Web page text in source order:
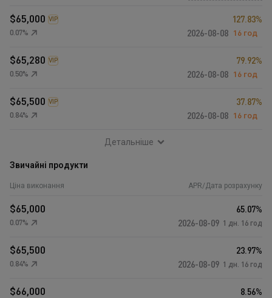
$65,000 VIP
0.07%
127.83%
2026-08-08 16 год
$65,280 VIP
0.50%
79.92%
2026-08-08 16 год
$65,500 VIP
0.84%
37.87%
2026-08-08 16 год
Детальніше
Звичайні продукти
Ціна виконання APR/Дата розрахунку
$65,000
0.07%
65.07%
2026-08-09 1 дн. 16 год
$65,500
0.84%
23.97%
2026-08-09 1 дн. 16 год
$66,000 8.56%